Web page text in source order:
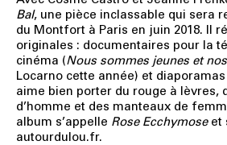
Bal, une pièce inclassable qui sera
du Montfort à Paris en juin 2018. Il
originales : documentaires pour la
cinéma (Nous sommes jeunes et
Locarno cette année) et
aime bien porter du rouge à lèvres,
d’homme et des manteaux de
album s’appelle Rose Ecchymoseet
autourdulou.fr.